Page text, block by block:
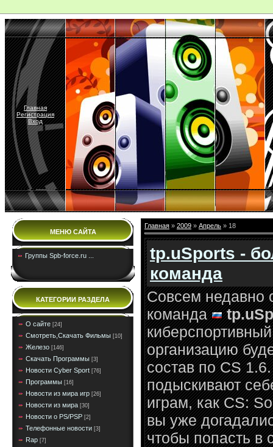
Главная
Регистрация
Вход
МЕНЮ САЙТА
Группы Spb-force.ru ...
КАТЕГОРИИ РАЗДЕЛА
О сайте [24]
Смотреть,Скачать Фильмы [10]
Железо [146]
Скачать Программы [3]
Новости Cyber Sport [76]
Программы [16]
Новости из мира игр [26]
Новости из мира [30]
Новости о PS/PSP [2]
Телефонные новости [3]
Rap [7]
Главная » 2009 » Апрель » 18
tp.uSports -
команда
Совсем недавно
команда
организацию
состав по CS
подыскивают
играм, как CS:
вы уже
чтобы попасть